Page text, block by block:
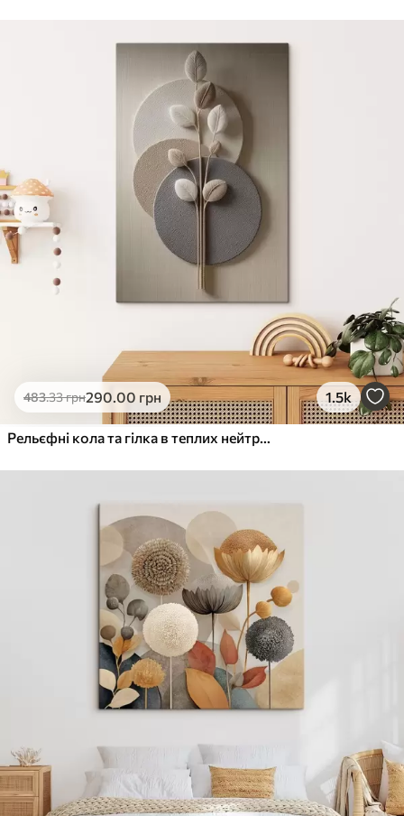
Яскраві, насичені кольори
Стійкість до вицвітання
Безпечне чорнило без запаху
Поверхня з текстурою полотна
Екологічний матеріал
Преміум
Від363
Яскраві, насичені кольори
Стійкість до вицвітання
Безпечне чорнило без запаху
Поверхня з текстурою полотна
Еко-Преміум
.00грн
✓Яскраві, насичені кольори
Поверхня з текстурою полотна
Екологічний матеріал
483.33грн290.00 грн 1.5k
Рельєфні кола та гілка в теплих нейтральних тонах